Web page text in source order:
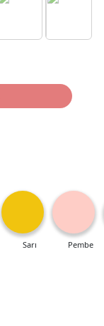
Sarı Pembe